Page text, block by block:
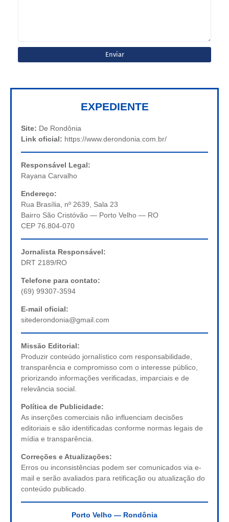
EXPEDIENTE
Site: De Rondônia
Link oficial: https://www.derondonia.com.br/
Responsável Legal:
Rayana Carvalho
Endereço:
Rua Brasília, nº 2639, Sala 23
Bairro São Cristóvão — Porto Velho — RO
CEP 76.804-070
Jornalista Responsável:
DRT 2189/RO
Telefone para contato:
(69) 99307-3594
E-mail oficial:
sitederondonia@gmail.com
Missão Editorial:
Produzir conteúdo jornalístico com responsabilidade,
transparência e compromisso com o interesse público,
priorizando informações verificadas, imparciais e de
relevância social.
Política de Publicidade:
As inserções comerciais não influenciam decisões
editoriais e são identificadas conforme normas legais de
mídia e transparência.
Correções e Atualizações:
Erros ou inconsistências podem ser comunicados via e-
mail e serão avaliados para retificação ou atualização do
conteúdo publicado.
Porto Velho — Rondônia